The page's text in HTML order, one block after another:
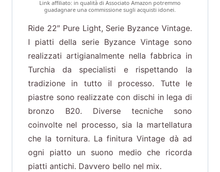
Link affiliato: in qualità di Associato Amazon potremmo
guadagnare una commissione sugli acquisti idonei.
Ride 22″ Pure Light, Serie Byzance Vintage.
I piatti della serie Byzance Vintage sono
realizzati artigianalmente nella fabbrica in
Turchia da specialisti e rispettando la
tradizione in tutto il processo. Tutte le
piastre sono realizzate con dischi in lega di
bronzo B20. Diverse tecniche sono
coinvolte nel processo, sia la martellatura
che la tornitura. La finitura Vintage dà ad
ogni piatto un suono medio che ricorda
piatti antichi. Davvero bello nel mix.